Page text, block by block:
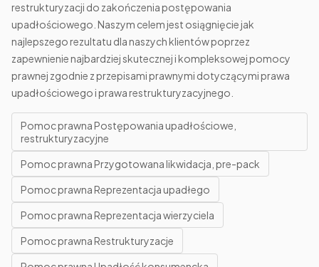
restrukturyzacji do zakończenia postępowania
upadłościowego. Naszym celem jest osiągnięcie jak
najlepszego rezultatu dla naszych klientów poprzez
zapewnienie najbardziej skutecznej i kompleksowej pomocy
prawnej zgodnie z przepisami prawnymi dotyczącymi prawa
upadłościowego i prawa restrukturyzacyjnego.
Pomoc prawna Postępowania upadłościowe,
restrukturyzacyjne
Pomoc prawna Przygotowana likwidacja, pre-pack
Pomoc prawna Reprezentacja upadłego
Pomoc prawna Reprezentacja wierzyciela
Pomoc prawna Restrukturyzacje